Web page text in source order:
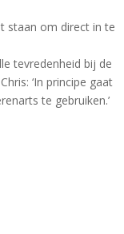
staan om direct in te
tevredenheid bij de
‘In principe gaat
te gebruiken.’